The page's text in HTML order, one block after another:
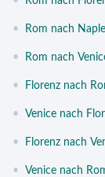
• Rom nach
• Rom nach
• Florenz nach
• Venice nach
• Florenz nach
• Venice nach